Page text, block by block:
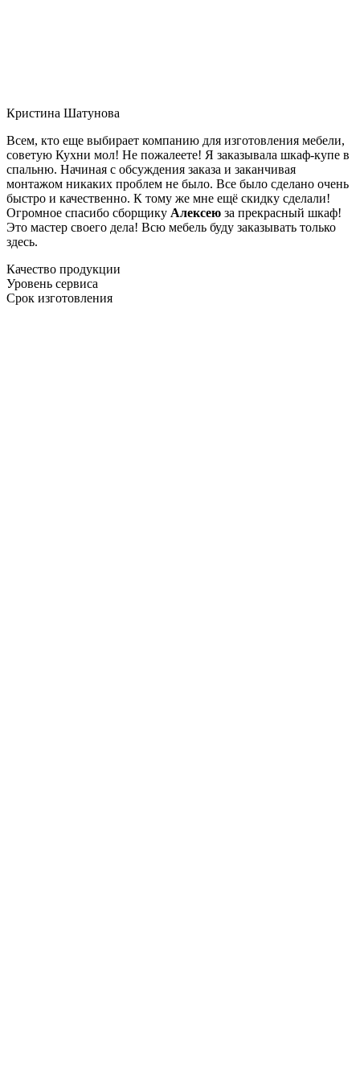
Кристина Шатунова
Всем, кто еще выбирает компанию для изготовления мебели,
советую Кухни мол! Не пожалеете! Я заказывала шкаф-купе в
спальню. Начиная с обсуждения заказа и заканчивая
монтажом никаких проблем не было. Все было сделано очень
быстро и качественно. К тому же мне ещё скидку сделали!
Огромное спасибо сборщику Алексею за прекрасный шкаф!
Это мастер своего дела! Всю мебель буду заказывать только
здесь.
Качество продукции
Уровень сервиса
Срок изготовления